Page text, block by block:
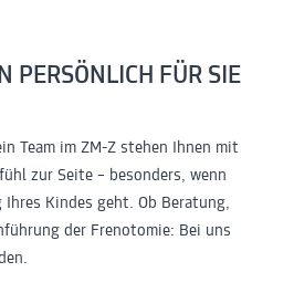
PERSÖNLICH FÜR SIE
Team im ZM-Z stehen Ihnen mit
zur Seite – besonders, wenn
Ihres Kindes geht. Ob Beratung,
der Frenotomie: Bei uns